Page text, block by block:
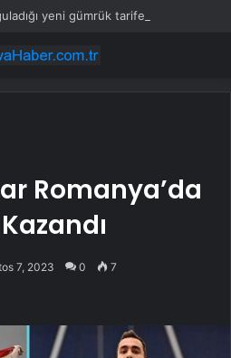
Romanya’da
7, 2023 0 7